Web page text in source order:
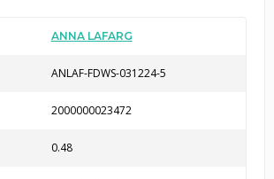
ANNA LAFARG
ANLAF-FDWS-031224-5
2000000023472
0.48